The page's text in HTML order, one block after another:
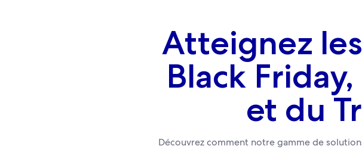
Atteignez
Black
et du
Découvrez comment notre gamme de